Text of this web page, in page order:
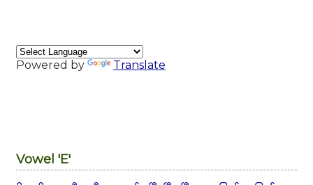
Powered by Translate
Vowel 'E'